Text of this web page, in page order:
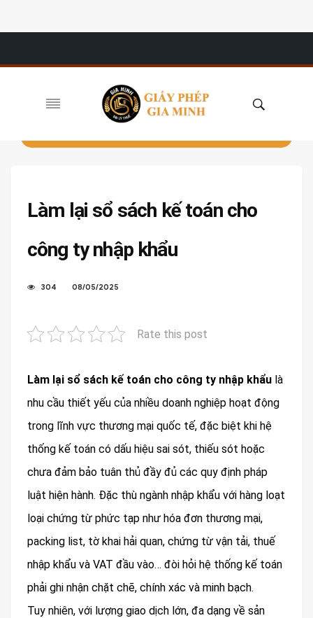
Làm lại sổ sách kế toán cho
công ty nhập khẩu
304 08/05/2025
Rate this post
Làm lại sổ sách kế toán cho công ty nhập khẩu là
nhu cầu thiết yếu của nhiều doanh nghiệp hoạt động
trong lĩnh vực thương mại quốc tế, đặc biệt khi hệ
thống kế toán có dấu hiệu sai sót, thiếu sót hoặc
chưa đảm bảo tuân thủ đầy đủ các quy định pháp
luật hiện hành. Đặc thù ngành nhập khẩu với hàng loạt
loại chứng từ phức tạp như hóa đơn thương mại,
packing list, tờ khai hải quan, chứng từ vận tải, thuế
nhập khẩu và VAT đầu vào… đòi hỏi hệ thống kế toán
phải ghi nhận chặt chẽ, chính xác và minh bạch.
Tuy nhiên, với lượng giao dịch lớn, đa dạng về sản